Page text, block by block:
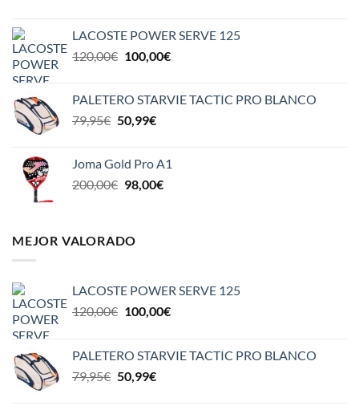
era:
110,00€.
es:
85,00€.
LACOSTE POWER SERVE 125
120,00€ El
era:
120,00€.
100,00€El
es:
PALETERO STARVIE TACTIC PRO BLANCO
79,95€ El
era:
79,95€.
50,99€El
es:
50,99€.
Joma Gold Pro A1
200,00€ El
era:
200,00€.
98,00€El
MEJOR VALORADO
LACOSTE POWER SERVE 125
120,00€ El
era:
120,00€.
100,00€El
es:
PALETERO STARVIE TACTIC PRO BLANCO
79,95€ El
50,99€El